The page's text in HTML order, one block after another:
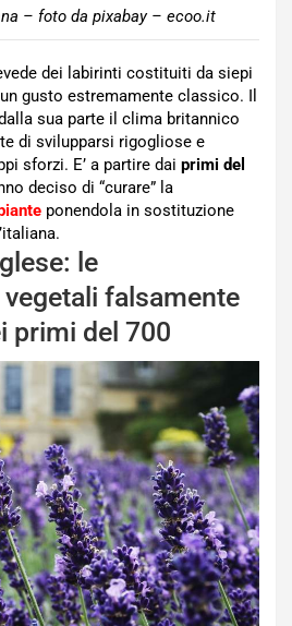
– foto da pixabay – ecoo.it
dei labirinti costituiti da siepi
gusto estremamente classico. Il
sua parte il clima britannico
di svilupparsi rigogliose e
sforzi. E’ a partire dai primi del
deciso di “curare” la
ponendola in sostituzione
le
falsamente
primi del 700